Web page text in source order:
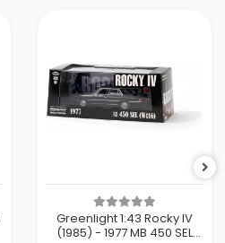
Greenlight 1:43 Rocky IV
(1985) - 1977 MB 450 SEL